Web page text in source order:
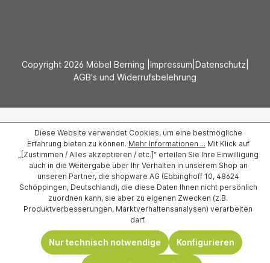
Copyright 2026 Möbel Berning | Impressum Datenschutz
AGB's und Widerrufsbelehrung
Diese Website verwendet Cookies, um eine bestmögliche
Erfahrung bieten zu können. Mehr Informationen ... Mit Klick auf
„[Zustimmen / Alles akzeptieren / etc.]“ erteilen Sie Ihre Einwilligung
auch in die Weitergabe über Ihr Verhalten in unserem Shop an
unseren Partner, die shopware AG (Ebbinghoff 10, 48624
Schöppingen, Deutschland), die diese Daten Ihnen nicht persönlich
zuordnen kann, sie aber zu eigenen Zwecken (z.B.
Produktverbesserungen, Marktverhaltensanalysen) verarbeiten
darf.
Nur technisch notwendige Konfigurieren